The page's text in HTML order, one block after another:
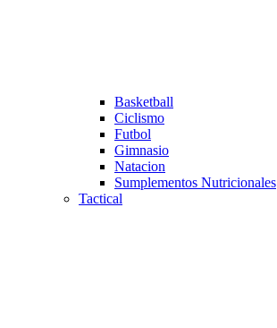
Basketball
Ciclismo
Futbol
Gimnasio
Natacion
Sumplementos Nutricionales
Tactical